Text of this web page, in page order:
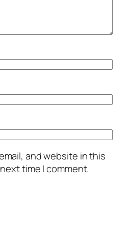
and website in this
time I comment.